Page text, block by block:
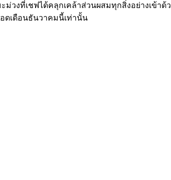
วงที่เชฟได้คลุกเคล้าส่วนผสมทุกสิ่งอย่างเข้าด้
ดเดือนธันวาคมนี้เท่านั้น